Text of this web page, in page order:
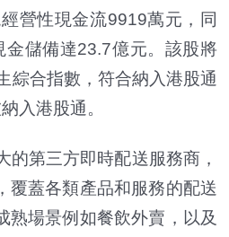
營性現金流9919萬元，同
金儲備達23.7億元。該股將
綜合指數，符合納入港股通
入港股通。
第三方即時配送服務商，
覆蓋各類產品和服務的配送
熟場景例如餐飲外賣，以及